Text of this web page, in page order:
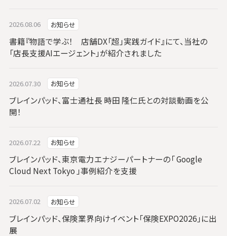
2026.08.06 お知らせ
書籍『物語で学ぶ！ 店舗DX「超」実践ガイド』にて、当社の
「店長支援AIエージェント」が紹介されました
2026.07.30 お知らせ
ブレインパッド、富士通社長 時田 隆仁氏との対談動画を公
開！
2026.07.22 お知らせ
ブレインパッド、東京電力エナジーパートナーの「 Google
Cloud Next Tokyo 」事例紹介を支援
2026.07.02 お知らせ
ブレインパッド、保険業界向けイベント「保険EXPO2026」に出
展